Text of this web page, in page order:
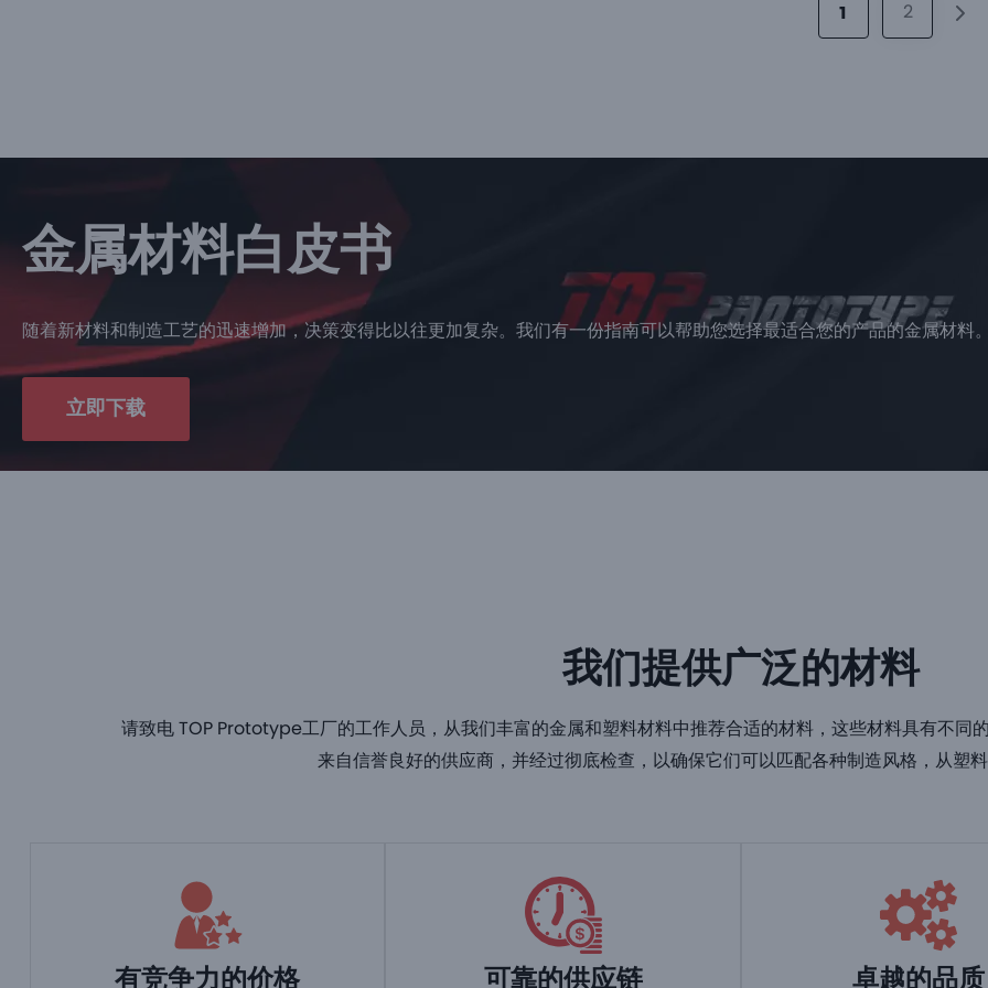
1 2
金属材料白皮书
随着新材料和制造工艺的迅速增加，决策变得比以往更加复杂。 我们有一份指南可以帮助您选择最适合您的产品的金属材料
立即下载
我们提供广泛的材料
请致电 TOP Prototype工厂的工作人员，从我们丰富的金属和塑料材料中推荐合适的材料，这些材料具有不同
来自信誉良好的供应商，并经过彻底检查，以确保它们可以匹配各种制造风格，从塑
有竞争力的价格 可靠的供应链 卓越的品质